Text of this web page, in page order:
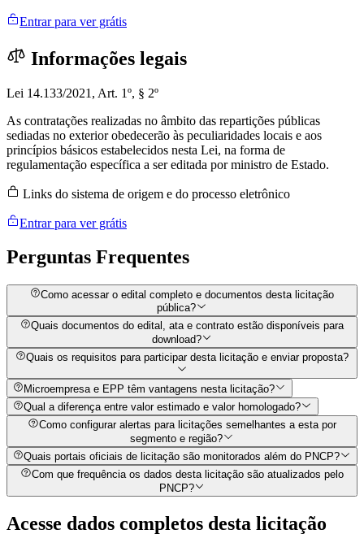
Entrar para ver grátis
Informações legais
Lei 14.133/2021, Art. 1º, § 2º
As contratações realizadas no âmbito das repartições públicas
sediadas no exterior obedecerão às peculiaridades locais e aos
princípios básicos estabelecidos nesta Lei, na forma de
regulamentação específica a ser editada por ministro de Estado.
Links do sistema de origem e do processo eletrônico
Entrar para ver grátis
Perguntas Frequentes
Como acessar o edital completo e documentos desta licitação
pública?
Quais documentos do edital, ata e contrato estão disponíveis para
download?
Quais os requisitos para participar desta licitação e enviar proposta?
Microempresa e EPP têm vantagens nesta licitação?
Qual a diferença entre valor estimado e valor homologado?
Como configurar alertas para licitações semelhantes a esta por
segmento e região?
Quais portais oficiais de licitação são monitorados além do PNCP?
Com que frequência os dados desta licitação são atualizados pelo
PNCP?
Acesse dados completos desta licitação